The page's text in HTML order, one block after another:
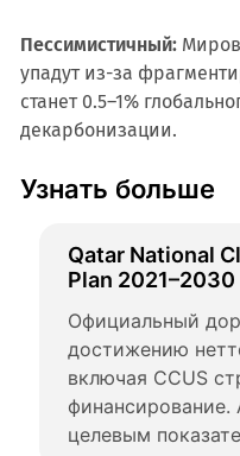
Пессимистичный:
упадут из-за
станет 0.5–1%
декарбонизации.
Узнать больше
Qatar National
Plan 2021–2030
Официальный
достижению
включая CCUS
финансирование.
целевым